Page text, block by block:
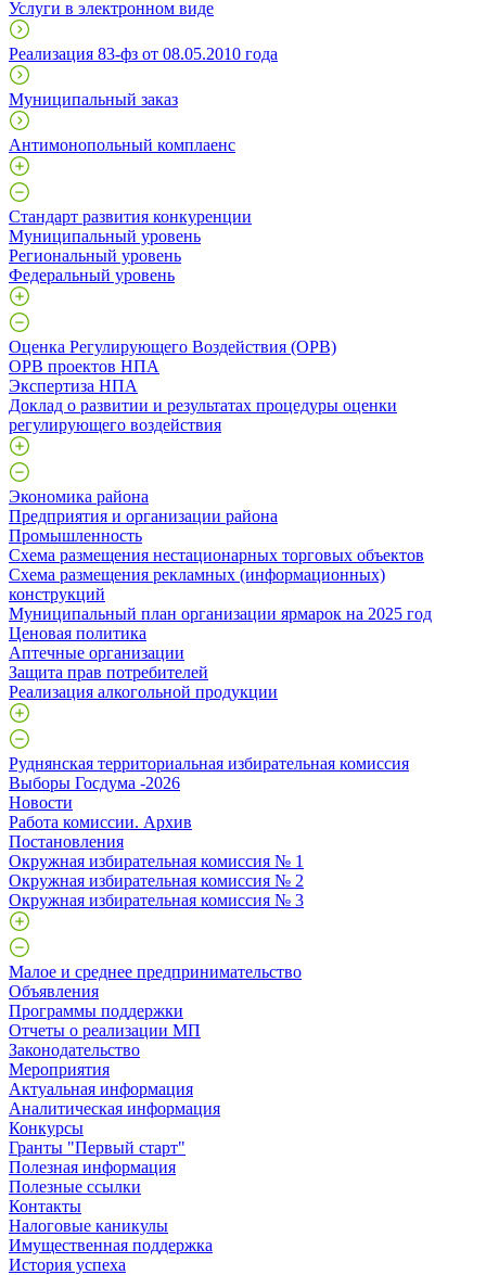
Услуги в электронном виде
Реализация 83-фз от 08.05.2010 года
Муниципальный заказ
Антимонопольный комплаенс
Стандарт развития конкуренции
Муниципальный уровень
Региональный уровень
Федеральный уровень
Оценка Регулирующего Воздействия (ОРВ)
ОРВ проектов НПА
Экспертиза НПА
Доклад о развитии и результатах процедуры оценки
регулирующего воздействия
Экономика района
Предприятия и организации района
Промышленность
Схема размещения нестационарных торговых объектов
Схема размещения рекламных (информационных)
конструкций
Муниципальный план организации ярмарок на 2025 год
Ценовая политика
Аптечные организации
Защита прав потребителей
Реализация алкогольной продукции
Руднянская территориальная избирательная комиссия
Выборы Госдума -2026
Новости
Работа комиссии. Архив
Постановления
Окружная избирательная комиссия № 1
Окружная избирательная комиссия № 2
Окружная избирательная комиссия № 3
Малое и среднее предпринимательство
Объявления
Программы поддержки
Отчеты о реализации МП
Законодательство
Мероприятия
Актуальная информация
Аналитическая информация
Конкурсы
Гранты "Первый старт"
Полезная информация
Полезные ссылки
Контакты
Налоговые каникулы
Имущественная поддержка
История успеха